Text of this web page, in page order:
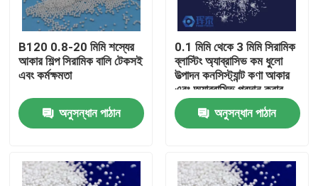
আমাদের সম্পর্কে
B120 0.8-20 মিমি শস্যের
আকার শিল্প সিরামিক বালি টেকসই
এবং কর্মক্ষমতা
অনুসন্ধান পাঠান
0.1 মিমি থেকে 3 মিমি সিরামিক
ব্লাস্টিং অ্যাব্রাসিভ কম ধুলো
উত্পাদন কনসিস্ট্যান্ট কণা আকার
এবং অ্যাব্রাসিভ প্রদান করার
জন্য ডিজাইন করা
অনুসন্ধান পাঠান